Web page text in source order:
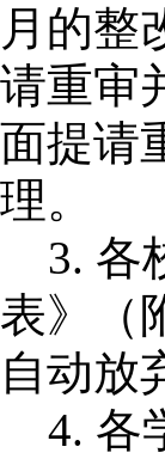
月的整
请重审
面提请
理。
3. 各
表》（
自动放
4. 各